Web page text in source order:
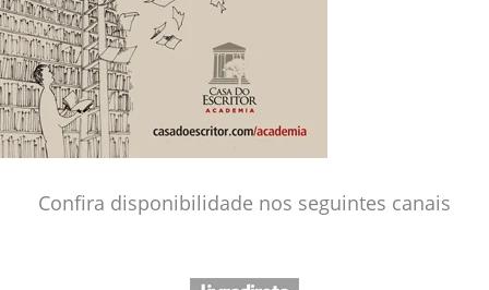
Confira disponibilidade nos seguintes canais